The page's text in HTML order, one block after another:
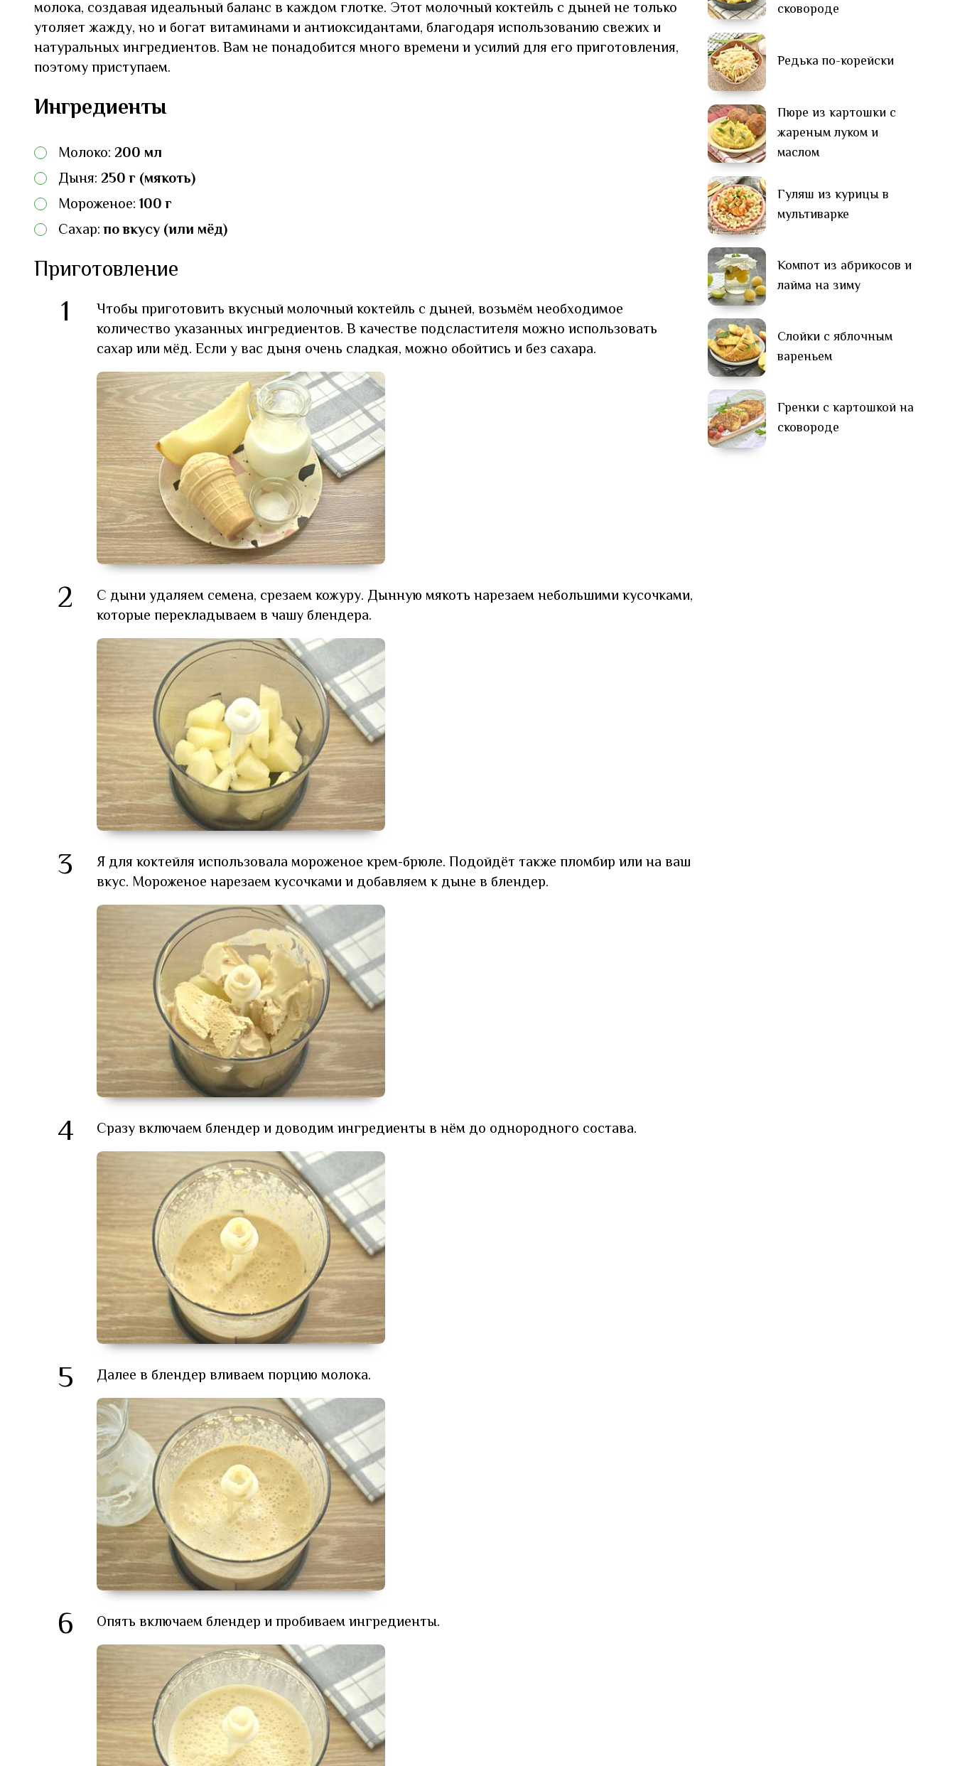
молока, создавая идеальный баланс в каждом глотке. Этот молочный коктейль с дыней не только
утоляет жажду, но и богат витаминами и антиоксидантами, благодаря использованию свежих и
натуральных ингредиентов. Вам не понадобится много времени и усилий для его приготовления,
поэтому приступаем.
Ингредиенты
Молоко: 200 мл
Дыня: 250 г (мякоть)
Мороженое:100 г
Сахар:по вкусу (или мёд)
Приготовление
1
Чтобы приготовить вкусный молочный коктейль с дыней, возьмём необходимое
количество указанных ингредиентов. В качестве подсластителя можно использовать
сахар или мёд. Если у вас дыня очень сладкая, можно обойтись и без сахара.
2
С дыни удаляем семена, срезаем кожуру. Дынную мякоть нарезаем небольшими кусочками,
которые перекладываем в чашу блендера.
3
Я для коктейля использовала мороженое крем-брюле. Подойдёт также пломбир или на ваш
вкус. Мороженое нарезаем кусочками и добавляем к дыне в блендер.
4 Сразу включаем блендер и доводим ингредиенты в нём до однородного состава.
5 Далее в блендер вливаем порцию молока.
6 Опять включаем блендер и пробиваем ингредиенты.
сковороде
Редька по-корейски
Пюре из картошки с
жареным луком и
маслом
Гуляш из курицы в
мультиварке
Компот из абрикосов и
лайма на зиму
Слойки с яблочным
вареньем
Гренки с картошкой на
сковороде